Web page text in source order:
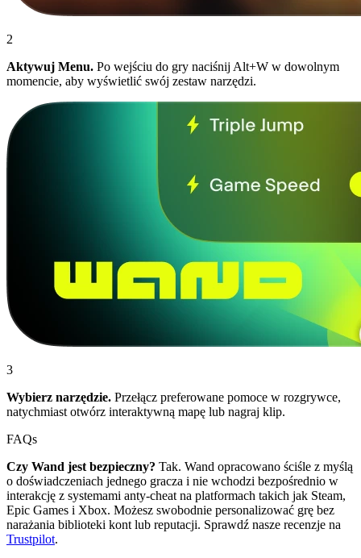
2
Aktywuj Menu. Po wejściu do gry naciśnij Alt+W w dowolnym
momencie, aby wyświetlić swój zestaw narzędzi.
3
Wybierz narzędzie. Przełącz preferowane pomoce w rozgrywce,
natychmiast otwórz interaktywną mapę lub nagraj klip.
FAQs
Czy Wand jest bezpieczny? Tak. Wand opracowano ściśle z myślą
o doświadczeniach jednego gracza i nie wchodzi bezpośrednio w
interakcję z systemami anty-cheat na platformach takich jak Steam,
Epic Games i Xbox. Możesz swobodnie personalizować grę bez
narażania biblioteki kont lub reputacji. Sprawdź nasze recenzje na
Trustpilot.